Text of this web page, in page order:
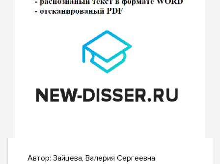
Автор: Зайцева, Валерия Сергеевна